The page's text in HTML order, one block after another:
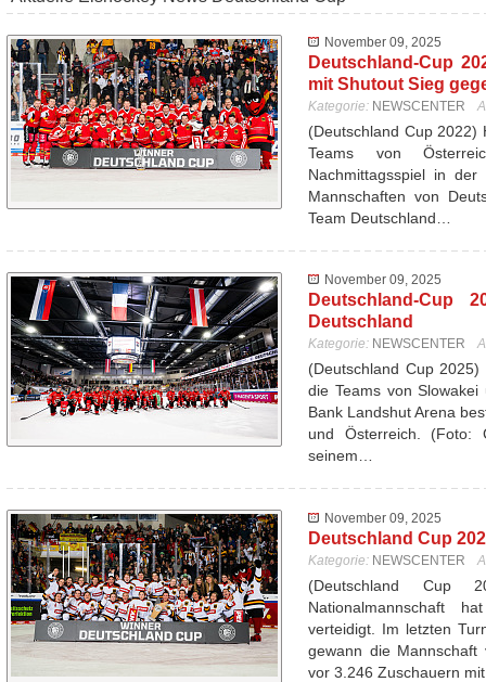
November 09, 2025
Deutschland-Cup
mit Shutout Sieg
Kategorie: NEWSCENTER
(Deutschland Cup 2022)
Teams von
Nachmittagsspiel in
Mannschaften von
Team Deutschland…
November 09, 2025
Deutschland-Cup
Deutschland
Kategorie: NEWSCENTER
(Deutschland Cup
die Teams von
Bank Landshut Arena
und Österreich. (Foto:
seinem…
November 09, 2025
Deutschland Cup
Kategorie: NEWSCENTER
(Deutschland Cup
Nationalmannschaft
verteidigt. Im letzten
gewann die Mannschaft
vor 3.246 Zuschauern